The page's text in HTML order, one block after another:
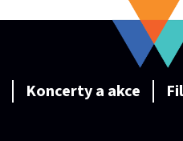
Koncerty a akce